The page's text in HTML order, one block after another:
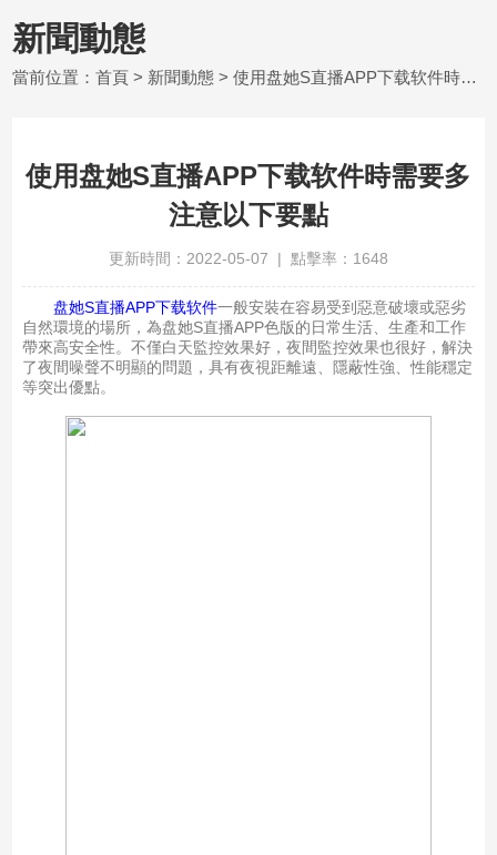
新聞動態
當前位置：首頁 > 新聞動態 > 使用盘她S直播APP下载软件時需要多注意以下要點
使用盘她S直播APP下载软件時需要多
注意以下要點
更新時間：2022-05-07 | 點擊率：1648
盘她S直播APP下载软件一般安裝在容易受到惡意破壞或惡劣
自然環境的場所，為盘她S直播APP色版的日常生活、生產和工作
帶來高安全性。不僅白天監控效果好，夜間監控效果也很好，解決
了夜間噪聲不明顯的問題，具有夜視距離遠、隱蔽性強、性能穩定
等突出優點。